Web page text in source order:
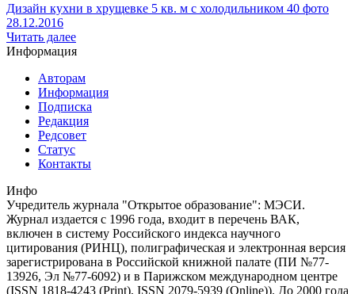
Дизайн кухни в хрущевке 5 кв. м с холодильником 40 фото
28.12.2016
Читать далее
Информация
Авторам
Информация
Подписка
Редакция
Редсовет
Статус
Контакты
Инфо
Учредитель журнала "Открытое образование": МЭСИ.
Журнал издается с 1996 года, входит в перечень ВАК,
включен в систему Российского индекса научного
цитирования (РИНЦ), полиграфическая и электронная версия
зарегистрирована в Российской книжной палате (ПИ №77-
13926, Эл №77-6092) и в Парижском международном центре
(ISSN 1818-4243 (Print), ISSN 2079-5939 (Online)). До 2000 года